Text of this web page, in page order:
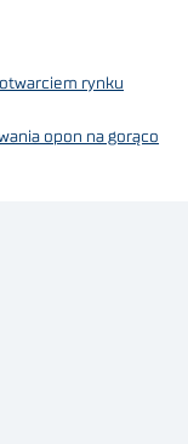
rynku
opon na gorąco